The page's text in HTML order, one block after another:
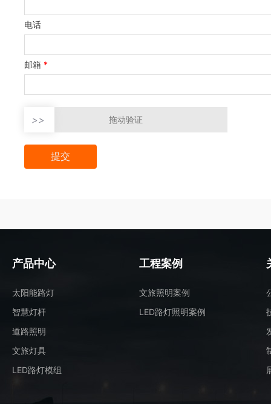
电话
邮箱 *
>> 拖动验证
产品中心
太阳能路灯
智慧灯杆
道路照明
文旅灯具
LED路灯模组
工程案例
文旅照明案例
LED路灯照明案例